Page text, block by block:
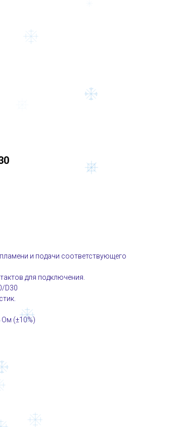
и подачи соответствующего
для подключения.
D30
Ом (±10%)